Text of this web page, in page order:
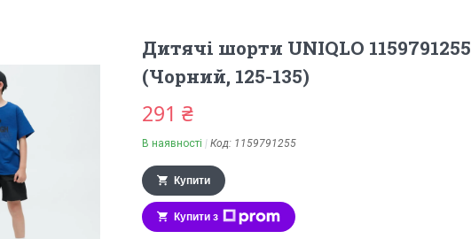
Дитячі шорти UNIQLO 1159791255
(Чорний, 125-135)
291 ₴
В наявності Код: 1159791255
Купити
Купити з